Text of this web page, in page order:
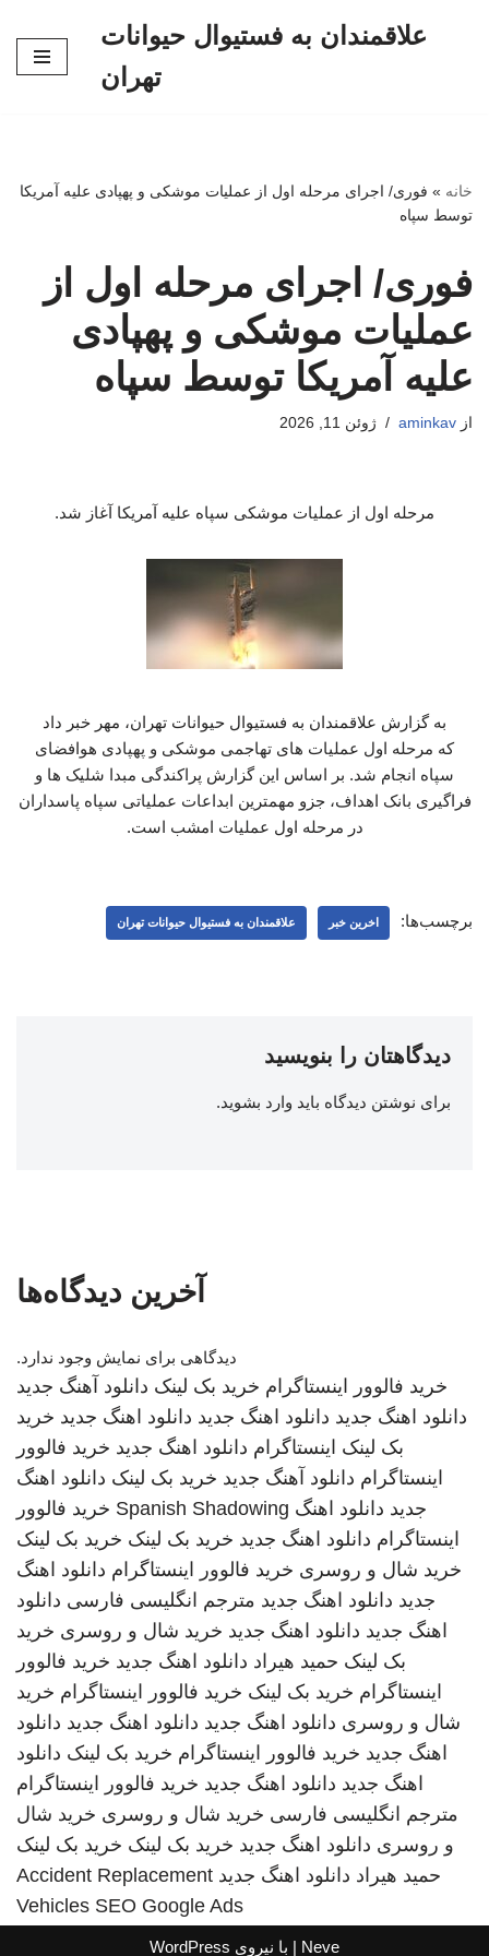
علاقمندان به فستیوال حیوانات
تهران
خانه » فوری/ اجرای مرحله اول از عملیات موشکی و پهپادی علیه آمریکا
توسط سپاه
فوری/ اجرای مرحله اول از
عملیات موشکی و پهپادی
علیه آمریکا توسط سپاه
از aminkav ژوئن 11, 2026
مرحله اول از عملیات موشکی سپاه علیه آمریکا آغاز شد.
به گزارش علاقمندان به فستیوال حیوانات تهران، مهر خبر داد
که مرحله اول عملیات های تهاجمی موشکی و پهپادی هوافضای
سپاه انجام شد. بر اساس این گزارش پراکندگی مبدا شلیک ها و
فراگیری بانک اهداف، جزو مهمترین ابداعات عملیاتی سپاه پاسداران
در مرحله اول عملیات امشب است.
برچسب‌ها: اخرین خبر علاقمندان به فستیوال حیوانات تهران
دیدگاهتان را بنویسید
برای نوشتن دیدگاه باید وارد بشوید.
آخرین دیدگاه‌ها
دیدگاهی برای نمایش وجود ندارد.
خرید فالوور اینستاگرام خرید بک لینک دانلود آهنگ جدید
دانلود اهنگ جدید دانلود اهنگ جدید دانلود اهنگ جدید خرید
بک لینک اینستاگرام دانلود اهنگ جدید خرید فالوور
اینستاگرام دانلود آهنگ جدید خرید بک لینک دانلود اهنگ
جدید دانلود اهنگ Spanish Shadowing خرید فالوور
اینستاگرام دانلود اهنگ جدید خرید بک لینک خرید بک لینک
خرید شال و روسری خرید فالوور اینستاگرام دانلود اهنگ
جدید دانلود اهنگ جدید مترجم انگلیسی فارسی دانلود
اهنگ جدید دانلود اهنگ جدید خرید شال و روسری خرید
بک لینک حمید هیراد دانلود اهنگ جدید خرید فالوور
اینستاگرام خرید بک لینک خرید فالوور اینستاگرام خرید
شال و روسری دانلود اهنگ جدید دانلود اهنگ جدید دانلود
اهنگ جدید خرید فالوور اینستاگرام خرید بک لینک دانلود
اهنگ جدید دانلود اهنگ جدید خرید فالوور اینستاگرام
مترجم انگلیسی فارسی خرید شال و روسری خرید شال
و روسری دانلود اهنگ جدید خرید بک لینک خرید بک لینک
حمید هیراد دانلود اهنگ جدید Accident Replacement
Vehicles SEO Google Ads
Neve | با نیروی WordPress